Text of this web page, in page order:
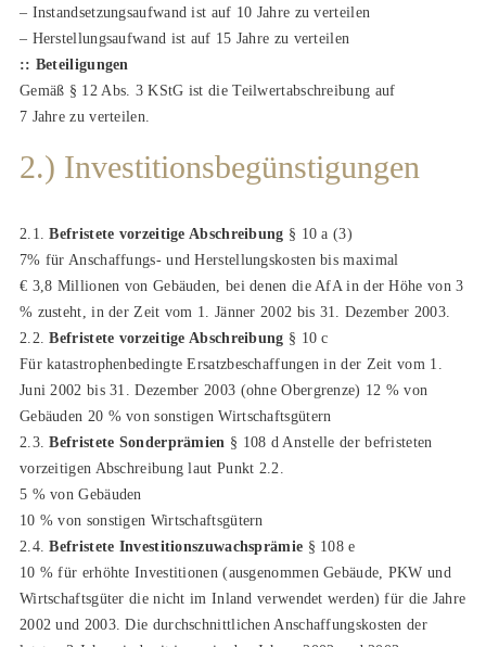
– Instandsetzungsaufwand ist auf 10 Jahre zu verteilen
– Herstellungsaufwand ist auf 15 Jahre zu verteilen
:: Beteiligungen
Gemäß § 12 Abs. 3 KStG ist die Teilwertabschreibung auf
7 Jahre zu verteilen.
2.) Investitionsbegünstigungen
2.1.Befristete vorzeitige Abschreibung § 10 a (3)
7% für Anschaffungs- und Herstellungskosten bis maximal
€ 3,8 Millionen von Gebäuden, bei denen die AfA in der Höhe von 3
% zusteht, in der Zeit vom 1. Jänner 2002 bis 31. Dezember 2003.
2.2.Befristete vorzeitige Abschreibung § 10 c
Für katastrophenbedingte Ersatzbeschaffungen in der Zeit vom 1.
Juni 2002 bis 31. Dezember 2003 (ohne Obergrenze) 12 % von
Gebäuden 20 % von sonstigen Wirtschaftsgütern
2.3.Befristete Sonderprämien § 108 d Anstelle der befristeten
vorzeitigen Abschreibung laut Punkt 2.2.
5 % von Gebäuden
10 % von sonstigen Wirtschaftsgütern
2.4.Befristete Investitionszuwachsprämie § 108 e
10 % für erhöhte Investitionen (ausgenommen Gebäude, PKW und
Wirtschaftsgüter die nicht im Inland verwendet werden) für die Jahre
2002 und 2003. Die durchschnittlichen Anschaffungskosten der